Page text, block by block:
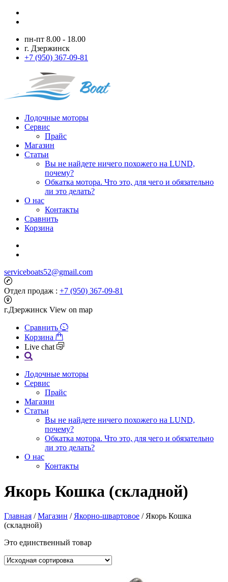
пн-пт 8.00 - 18.00
г. Дзержинск
+7 (950) 367-09-81
Лодочные моторы
Сервис
Прайс
Магазин
Статьи
Вы не найдете ничего похожего на LUND,
почему?
Обкатка мотора. Что это, для чего и обязательно
ли это делать?
О нас
Контакты
Сравнить
Корзина
serviceboats52@gmail.com
Отдел продаж : +7 (950) 367-09-81
г.Дзержинск View on map
Сравнить
Корзина
Live chat
Лодочные моторы
Сервис
Прайс
Магазин
Статьи
Вы не найдете ничего похожего на LUND,
почему?
Обкатка мотора. Что это, для чего и обязательно
ли это делать?
О нас
Контакты
Якорь Кошка (складной)
Главная /Магазин / Якорно-швартовое / Якорь Кошка
(складной)
Это единственный товар